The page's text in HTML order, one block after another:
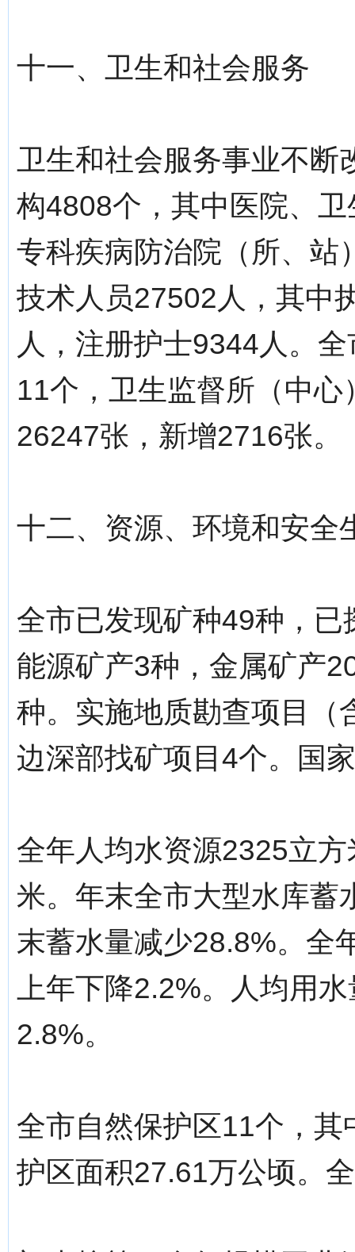
十一、卫生和社会服务
卫生和社会服务事业不断
构4808个，其中医院、
专科疾病防治院（所、站
技术人员27502人，其中
人，注册护士9344人。
11个，卫生监督所（中
26247张，新增2716张。
十二、资源、环境和安全
全市已发现矿种49种，
能源矿产3种，金属矿产
种。实施地质勘查项目（
边深部找矿项目4个。国
全年人均水资源2325立
米。年末全市大型水库蓄
末蓄水量减少28.8%。全
上年下降2.2%。人均用
2.8%。
全市自然保护区11个，
护区面积27.61万公顷。